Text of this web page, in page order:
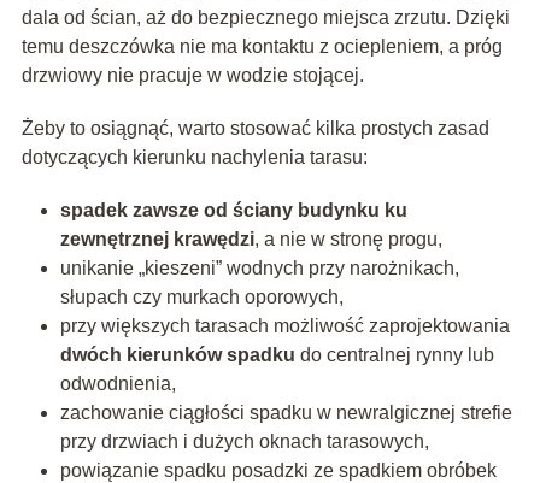
dala od ścian, aż do bezpiecznego miejsca zrzutu. Dzięki
temu deszczówka nie ma kontaktu z ociepleniem, a próg
drzwiowy nie pracuje w wodzie stojącej.
Żeby to osiągnąć, warto stosować kilka prostych zasad
dotyczących kierunku nachylenia tarasu:
spadek zawsze od ściany budynku ku
zewnętrznej krawędzi, a nie w stronę progu,
unikanie „kieszeni” wodnych przy narożnikach,
słupach czy murkach oporowych,
przy większych tarasach możliwość zaprojektowania
dwóch kierunków spadku do centralnej rynny lub
odwodnienia,
zachowanie ciągłości spadku w newralgicznej strefie
przy drzwiach i dużych oknach tarasowych,
powiązanie spadku posadzki ze spadkiem obróbek